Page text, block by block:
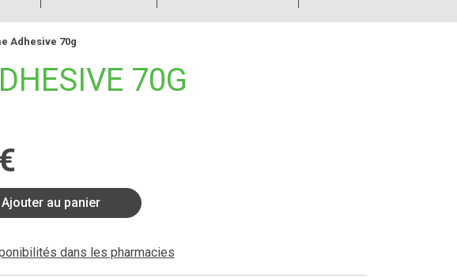
Adhesive 70g
70G
Ajouter au panier
dans les pharmacies